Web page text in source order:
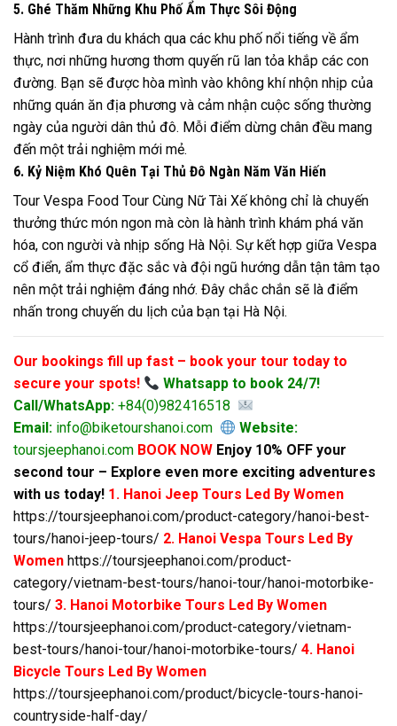
5. Ghé Thăm Những Khu Phố Ẩm Thực Sôi Động
Hành trình đưa du khách qua các khu phố nổi tiếng về ẩm
thực, nơi những hương thơm quyến rũ lan tỏa khắp các con
đường. Bạn sẽ được hòa mình vào không khí nhộn nhịp của
những quán ăn địa phương và cảm nhận cuộc sống thường
ngày của người dân thủ đô. Mỗi điểm dừng chân đều mang
đến một trải nghiệm mới mẻ.
6. Kỷ Niệm Khó Quên Tại Thủ Đô Ngàn Năm Văn Hiến
Tour Vespa Food Tour Cùng Nữ Tài Xế không chỉ là chuyến
thưởng thức món ngon mà còn là hành trình khám phá văn
hóa, con người và nhịp sống Hà Nội. Sự kết hợp giữa Vespa
cổ điển, ẩm thực đặc sắc và đội ngũ hướng dẫn tận tâm tạo
nên một trải nghiệm đáng nhớ. Đây chắc chắn sẽ là điểm
nhấn trong chuyến du lịch của bạn tại Hà Nội.
Our bookings fill up fast – book your tour today to
secure your spots!
Whatsapp to book 24/7!
Call/WhatsApp: +84(0)982416518
Email: info@biketourshanoi.com
Website:
toursjeephanoi.com BOOK NOW Enjoy 10% OFF your
second tour – Explore even more exciting adventures
with us today! 1. Hanoi Jeep Tours Led By Women
https://toursjeephanoi.com/product-category/hanoi-best-
tours/hanoi-jeep-tours/ 2. Hanoi Vespa Tours Led By
Women https://toursjeephanoi.com/product-
category/vietnam-best-tours/hanoi-tour/hanoi-motorbike-
tours/ 3. Hanoi Motorbike Tours Led By Women
https://toursjeephanoi.com/product-category/vietnam-
best-tours/hanoi-tour/hanoi-motorbike-tours/ 4. Hanoi
Bicycle Tours Led By Women
https://toursjeephanoi.com/product/bicycle-tours-hanoi-
countryside-half-day/